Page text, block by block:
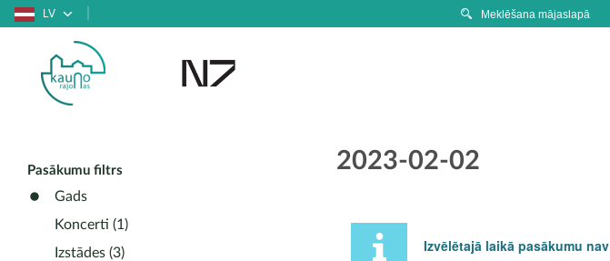
LV
Pasākumu filtrs
Gads
Koncerti (1)
Izstādes (3)
2023-02-02
Izvēlētajā laikā pasākumu nav